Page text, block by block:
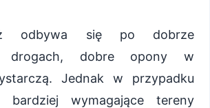
odbywa się po dobrze
drogach, dobre opony w
Jednak w przypadku
wymagające tereny